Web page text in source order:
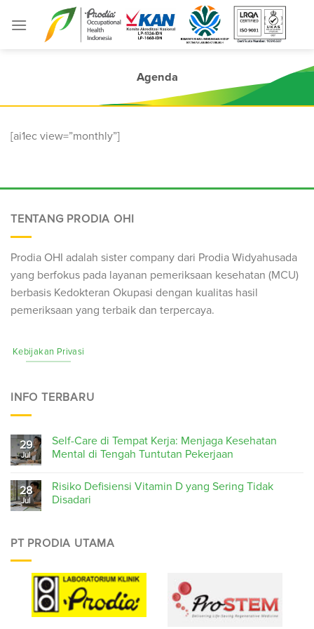
Agenda
[ai1ec view=”monthly”]
TENTANG PRODIA OHI
Prodia OHI adalah sister company dari Prodia Widyahusada
yang berfokus pada layanan pemeriksaan kesehatan (MCU)
berbasis Kedokteran Okupasi dengan kualitas hasil
pemeriksaan yang terbaik dan terpercaya.
Kebijakan Privasi
INFO TERBARU
29
Jul
Self-Care di Tempat Kerja: Menjaga Kesehatan
Mental di Tengah Tuntutan Pekerjaan
28
Jul
Risiko Defisiensi Vitamin D yang Sering Tidak
Disadari
PT PRODIA UTAMA